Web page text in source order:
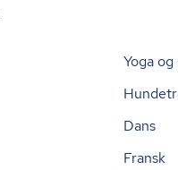
Yoga
Dans
Fransk